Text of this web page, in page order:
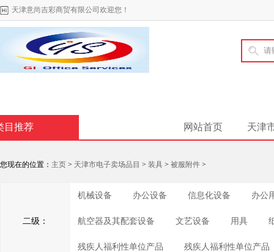
天津意尚吉彩商贸有限公司欢迎您！
网站首页 天津
目推荐
您现在的位置： 主页 > 天津市电子卖场品目 > 装具 > 被服附件 >
二级：
机械设备 办公设备 信息化设备 办公
航空器及其配套设备 文艺设备 用具
残疾人福利性单位产品 残疾人福利性单位产品